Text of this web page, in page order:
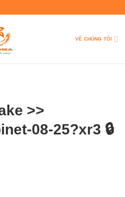
VỀ CHÚNG TÔI
>>
08-25?xr3 🔒